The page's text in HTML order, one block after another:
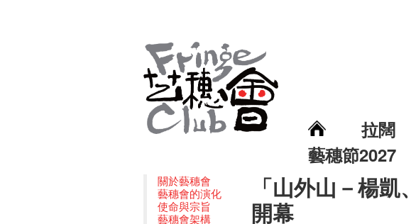
拉闊
藝穗節2027
關於藝穗會
藝穗會的演化
使命與宗旨
藝穗會架構
「山外山－楊
開幕